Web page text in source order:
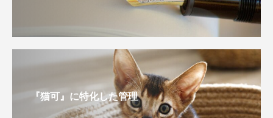
『猫可』に特化した管理